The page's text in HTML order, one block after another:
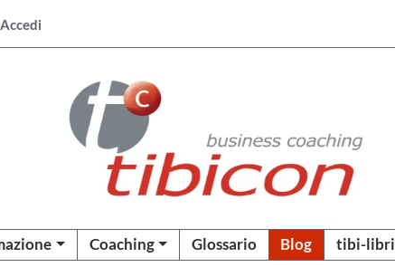
Accedi
Coaching Glossario Blog tibi-libri